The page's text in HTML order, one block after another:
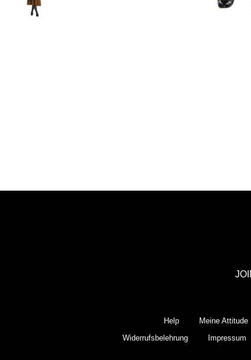
Help
Meine Attitude
Widerrufsbelehrung
Impressum